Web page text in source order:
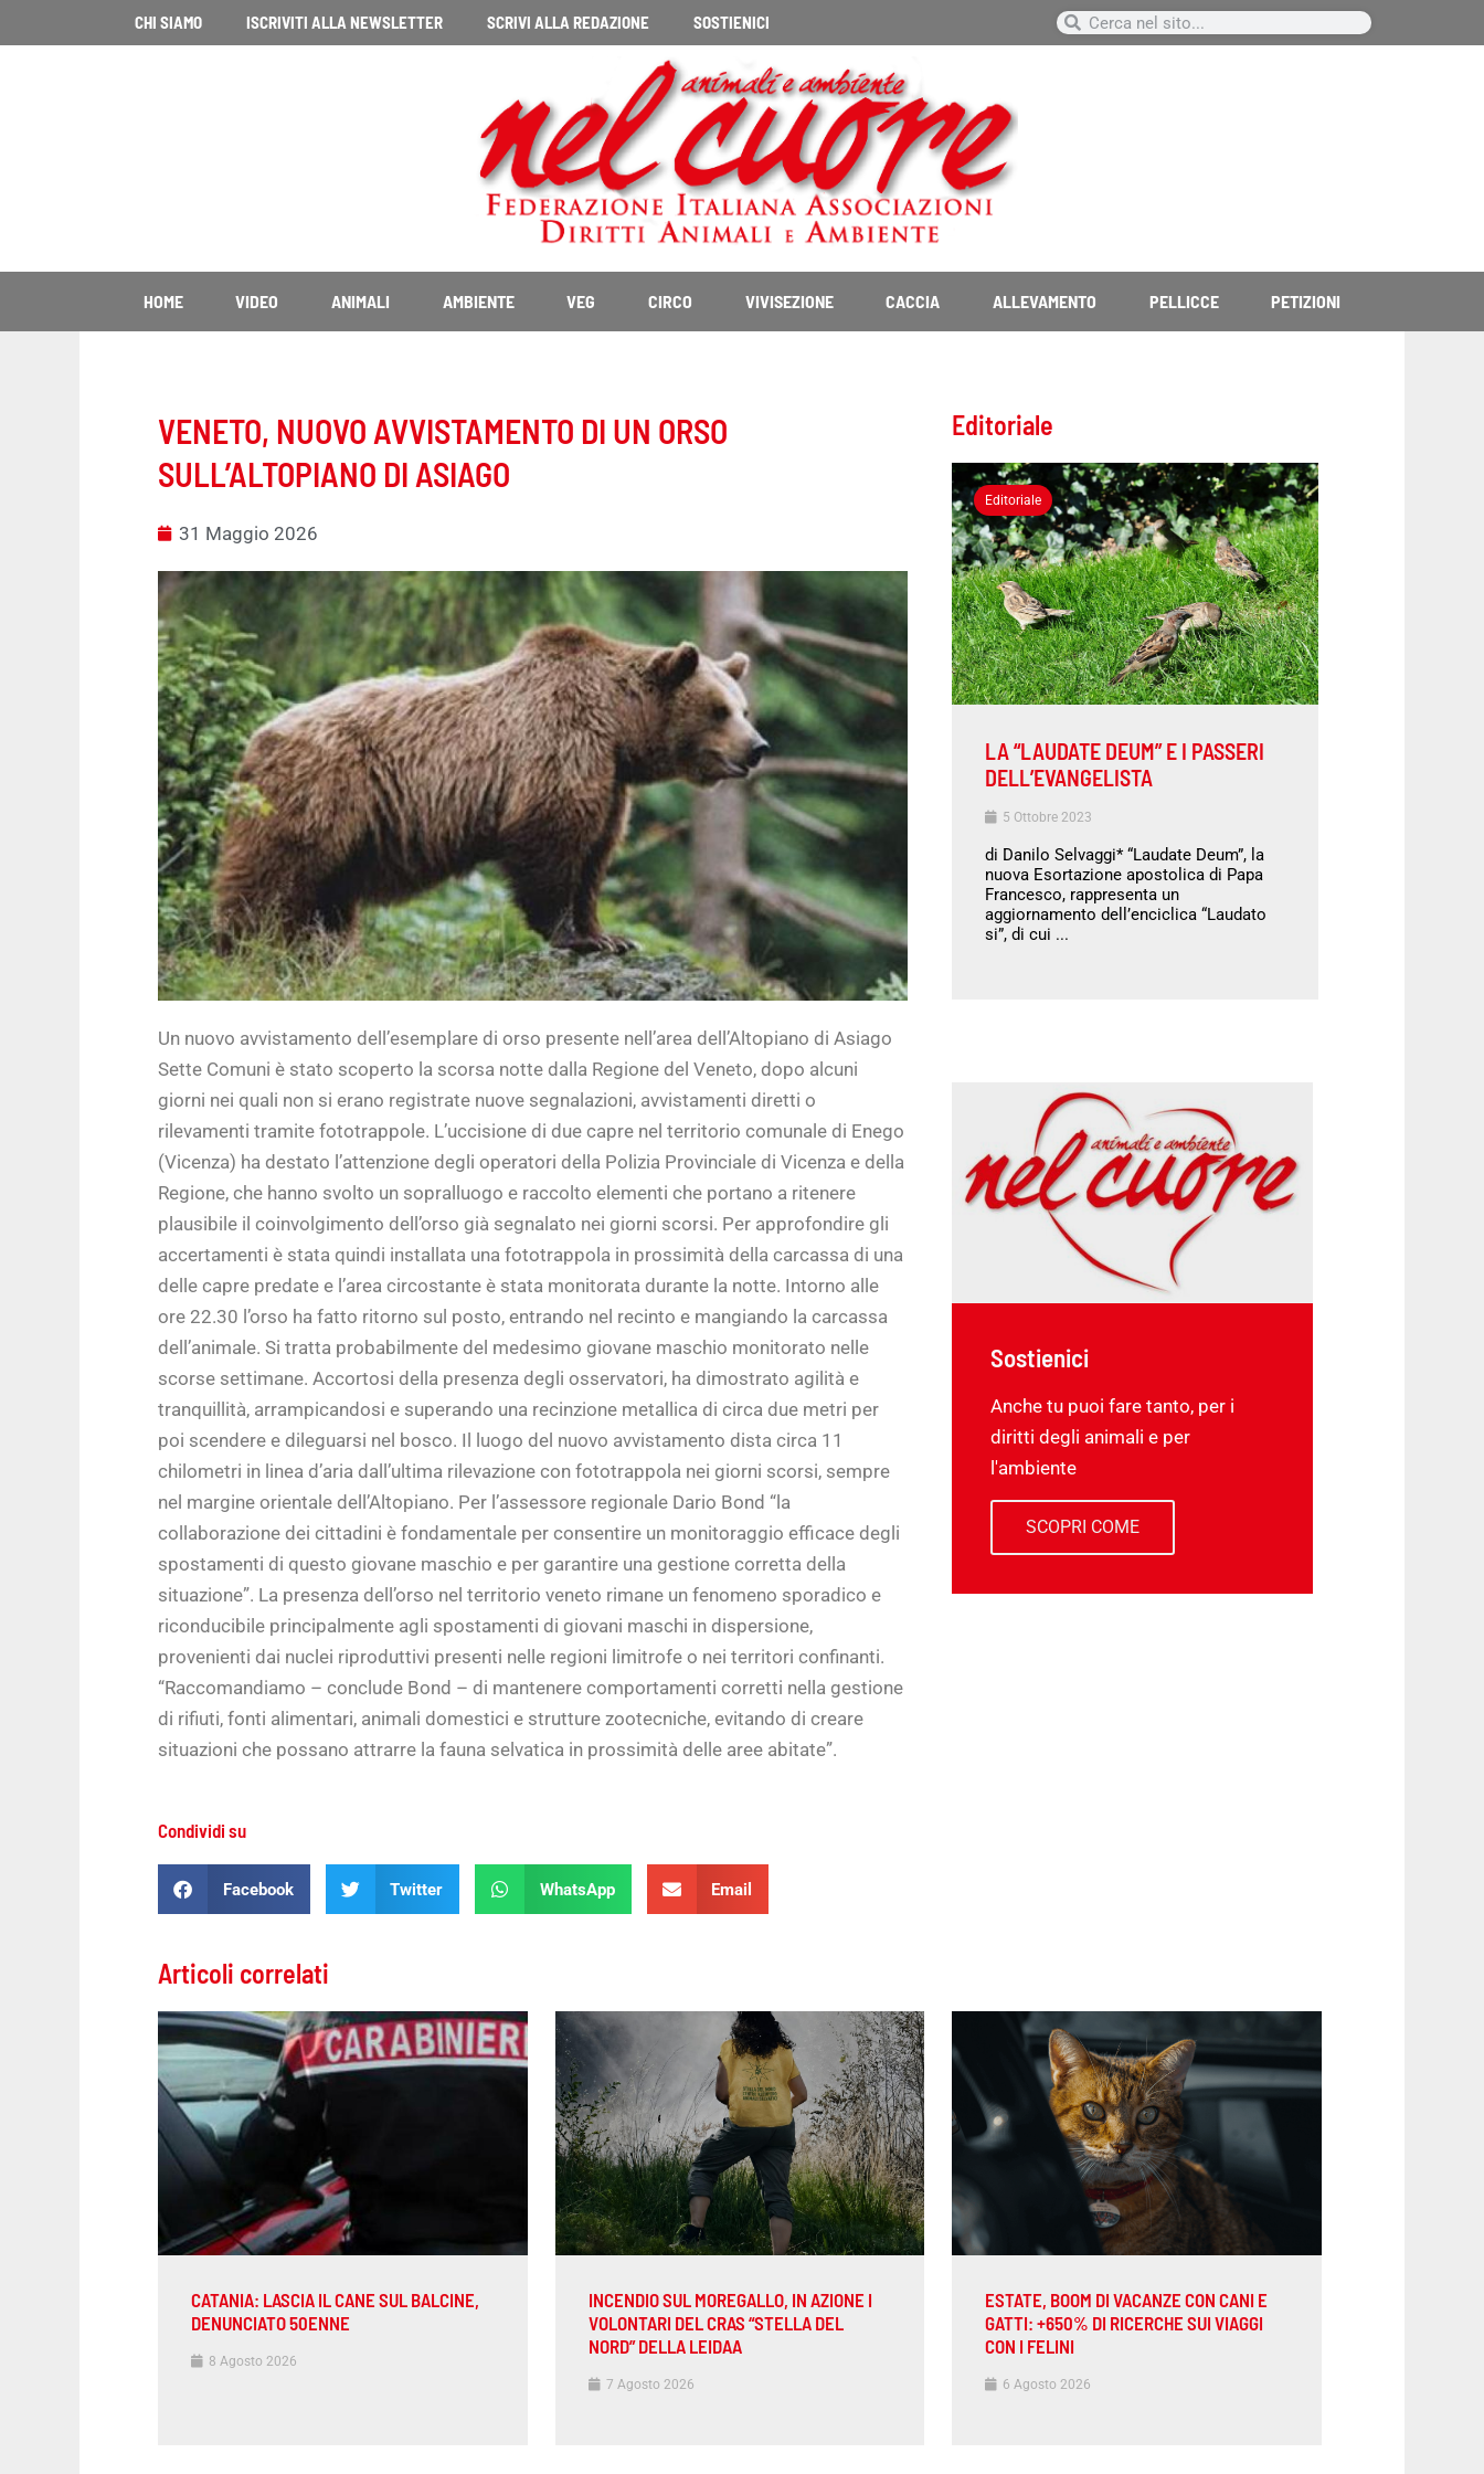
al
CHI SIAMO ISCRIVITI ALLA NEWSLETTER SCRIVI ALLA REDAZIONE SOSTIENICI Cerca
Cerca
HOME VIDEO ANIMALI AMBIENTE VEG CIRCO VIVISEZIONE CACCIA ALLEVAMENTO PELLICCE PETIZIONI
VENETO, NUOVO AVVISTAMENTO DI UN ORSO
SULL’ALTOPIANO DI ASIAGO
31 Maggio 2026
Un nuovo avvistamento dell’esemplare di orso presente nell’area dell’Altopiano di Asiago
Sette Comuni è stato scoperto la scorsa notte dalla Regione del Veneto, dopo alcuni
giorni nei quali non si erano registrate nuove segnalazioni, avvistamenti diretti o
rilevamenti tramite fototrappole. L’uccisione di due capre nel territorio comunale di Enego
(Vicenza) ha destato l’attenzione degli operatori della Polizia Provinciale di Vicenza e della
Regione, che hanno svolto un sopralluogo e raccolto elementi che portano a ritenere
plausibile il coinvolgimento dell’orso già segnalato nei giorni scorsi. Per approfondire gli
accertamenti è stata quindi installata una fototrappola in prossimità della carcassa di una
delle capre predate e l’area circostante è stata monitorata durante la notte. Intorno alle
ore 22.30 l’orso ha fatto ritorno sul posto, entrando nel recinto e mangiando la carcassa
dell’animale. Si tratta probabilmente del medesimo giovane maschio monitorato nelle
scorse settimane. Accortosi della presenza degli osservatori, ha dimostrato agilità e
tranquillità, arrampicandosi e superando una recinzione metallica di circa due metri per
poi scendere e dileguarsi nel bosco. Il luogo del nuovo avvistamento dista circa 11
chilometri in linea d’aria dall’ultima rilevazione con fototrappola nei giorni scorsi, sempre
nel margine orientale dell’Altopiano. Per l’assessore regionale Dario Bond “la
collaborazione dei cittadini è fondamentale per consentire un monitoraggio efficace degli
spostamenti di questo giovane maschio e per garantire una gestione corretta della
situazione”. La presenza dell’orso nel territorio veneto rimane un fenomeno sporadico e
riconducibile principalmente agli spostamenti di giovani maschi in dispersione,
provenienti dai nuclei riproduttivi presenti nelle regioni limitrofe o nei territori confinanti.
“Raccomandiamo – conclude Bond – di mantenere comportamenti corretti nella gestione
di rifiuti, fonti alimentari, animali domestici e strutture zootecniche, evitando di creare
situazioni che possano attrarre la fauna selvatica in prossimità delle aree abitate”.
Condividi su
Facebook Twitter WhatsApp Email
Editoriale
Editoriale
LA “LAUDATE DEUM” E I PASSERI
DELL’EVANGELISTA
5 Ottobre 2023
di Danilo Selvaggi* “Laudate Deum”, la
nuova Esortazione apostolica di Papa
Francesco, rappresenta un
aggiornamento dell’enciclica “Laudato
si”, di cui ...
Sostienici
Anche tu puoi fare tanto, per i
diritti degli animali e per
l'ambiente
SCOPRI COME
Articoli correlati
CATANIA: LASCIA IL CANE SUL BALCINE,
DENUNCIATO 50ENNE
8 Agosto 2026
INCENDIO SUL MOREGALLO, IN AZIONE I
VOLONTARI DEL CRAS “STELLA DEL
NORD” DELLA LEIDAA
7 Agosto 2026
ESTATE, BOOM DI VACANZE CON CANI E
GATTI: +650% DI RICERCHE SUI VIAGGI
CON I FELINI
6 Agosto 2026